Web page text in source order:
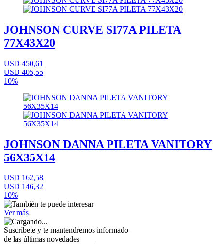
JOHNSON CURVE SI77A PILETA
77X43X20
USD 450,61
USD 405,55
10%
JOHNSON DANNA PILETA VANITORY
56X35X14
USD 162,58
USD 146,32
10%
Ver más
Suscríbete y te mantendremos informado
de las últimas novedades